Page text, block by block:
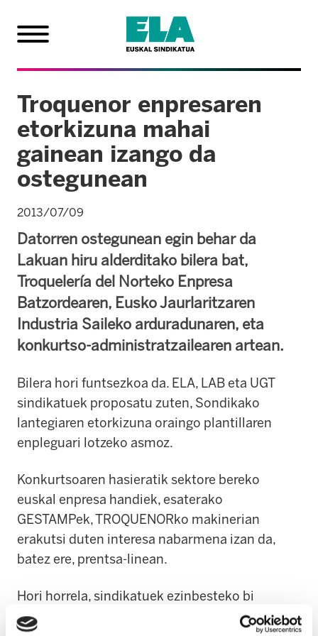
Troquenor enpresaren
etorkizuna mahai
gainean izango da
ostegunean
2013/07/09
Datorren ostegunean egin behar da
Lakuan hiru alderditako bilera bat,
Troquelería del Norteko Enpresa
Batzordearen, Eusko Jaurlaritzaren
Industria Saileko arduradunaren, eta
konkurtso-administratzailearen artean.
Bilera hori funtsezkoa da. ELA, LAB eta UGT
sindikatuek proposatu zuten, Sondikako
lantegiaren etorkizuna oraingo plantillaren
enpleguari lotzeko asmoz.
Konkurtsoaren hasieratik sektore bereko
euskal enpresa handiek, esaterako
GESTAMPek, TROQUENORko makinerian
erakutsi duten interesa nabarmena izan da,
batez ere, prentsa-linean.
Hori horrela, sindikatuek ezinbesteko bi
baldintza jarri dituzte: